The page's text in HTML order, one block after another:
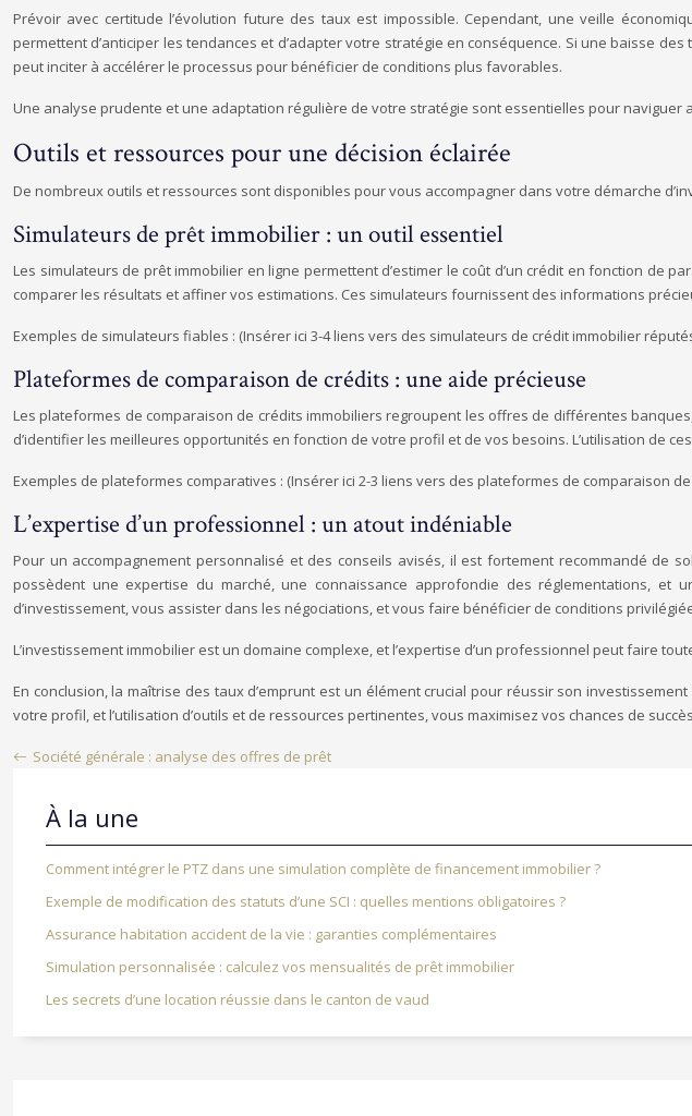
Prévoir avec certitude l’évolution future des taux est impossible. Cependant, une veille
permettent d’anticiper les tendances et d’adapter votre stratégie en conséquence. Si une baisse
peut inciter à accélérer le processus pour bénéficier de conditions plus favorables.
Une analyse prudente et une adaptation régulière de votre stratégie sont essentielles pour naviguer
Outils et ressources pour une décision éclairée
De nombreux outils et ressources sont disponibles pour vous accompagner dans votre démarche
Simulateurs de prêt immobilier : un outil essentiel
Les simulateurs de prêt immobilier en ligne permettent d’estimer le coût d’un crédit en fonction de
comparer les résultats et affiner vos estimations. Ces simulateurs fournissent des informations
Exemples de simulateurs fiables : (Insérer ici 3-4 liens vers des simulateurs de crédit immobilier
Plateformes de comparaison de crédits : une aide précieuse
Les plateformes de comparaison de crédits immobiliers regroupent les offres de différentes
d’identifier les meilleures opportunités en fonction de votre profil et de vos besoins. L’utilisation de
Exemples de plateformes comparatives : (Insérer ici 2-3 liens vers des plateformes de comparaison
L’expertise d’un professionnel : un atout indéniable
Pour un accompagnement personnalisé et des conseils avisés, il est fortement recommandé de
possèdent une expertise du marché, une connaissance approfondie des réglementations,
d’investissement, vous assister dans les négociations, et vous faire bénéficier de conditions
L’investissement immobilier est un domaine complexe, et l’expertise d’un professionnel peut faire
En conclusion, la maîtrise des taux d’emprunt est un élément crucial pour réussir son
votre profil, et l’utilisation d’outils et de ressources pertinentes, vous maximisez vos chances de
Société générale : analyse des offres de prêt
À la une
Comment intégrer le PTZ dans une simulation complète de financement immobilier ?
Exemple de modification des statuts d’une SCI : quelles mentions obligatoires ?
Assurance habitation accident de la vie : garanties complémentaires
Simulation personnalisée : calculez vos mensualités de prêt immobilier
Les secrets d’une location réussie dans le canton de vaud